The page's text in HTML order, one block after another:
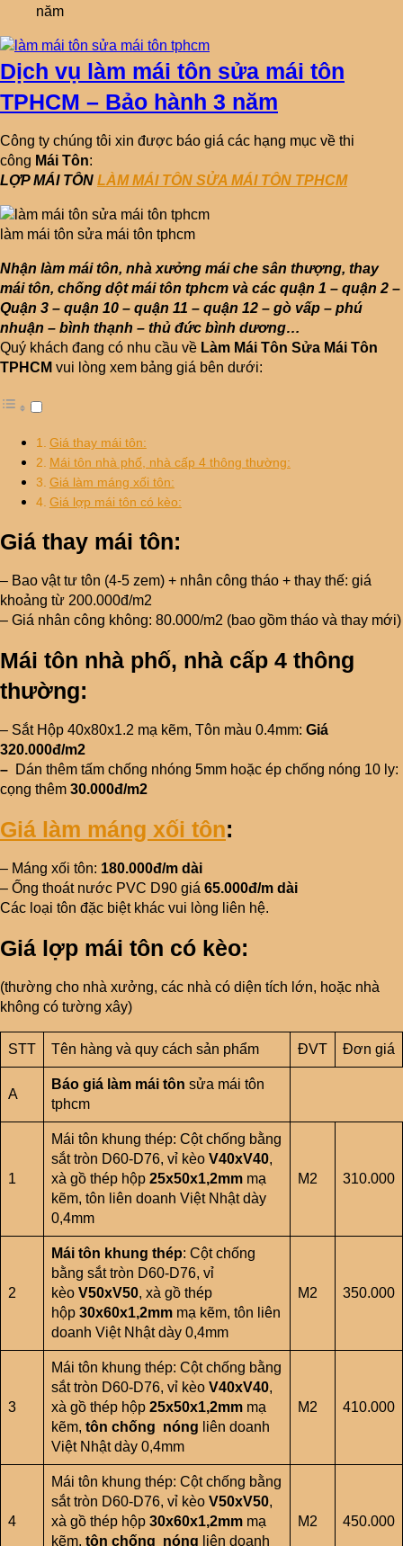
năm
Dịch vụ làm mái tôn sửa mái tôn
TPHCM – Bảo hành 3 năm
Công ty chúng tôi xin được báo giá các hạng mục về thi
công Mái Tôn:
LỢP MÁI TÔN LÀM MÁI TÔN SỬA MÁI TÔN TPHCM
làm mái tôn sửa mái tôn tphcm
Nhận làm mái tôn, nhà xưởng mái che sân thượng, thay
mái tôn, chống dột mái tôn tphcm và các quận 1 – quận 2 –
Quận 3 – quận 10 – quận 11 – quận 12 – gò vấp – phú
nhuận – bình thạnh – thủ đức bình dương…
Quý khách đang có nhu cầu về Làm Mái Tôn Sửa Mái Tôn
TPHCM vui lòng xem bảng giá bên dưới:
Giá thay mái tôn:
Mái tôn nhà phố, nhà cấp 4 thông thường:
Giá làm máng xối tôn:
Giá lợp mái tôn có kèo:
Giá thay mái tôn:
– Bao vật tư tôn (4-5 zem) + nhân công tháo + thay thế: giá
khoảng từ 200.000đ/m2
– Giá nhân công không: 80.000/m2 (bao gồm tháo và thay mới)
Mái tôn nhà phố, nhà cấp 4 thông
thường:
– Sắt Hộp 40x80x1.2 mạ kẽm, Tôn màu 0.4mm: Giá
320.000đ/m2
– Dán thêm tấm chống nhóng 5mm hoặc ép chống nóng 10 ly:
cọng thêm 30.000đ/m2
Giá làm máng xối tôn:
– Máng xối tôn: 180.000đ/m dài
– Ống thoát nước PVC D90 giá 65.000đ/m dài
Các loại tôn đặc biệt khác vui lòng liên hệ.
Giá lợp mái tôn có kèo:
(thường cho nhà xưởng, các nhà có diện tích lớn, hoặc nhà
không có tường xây)
STT Tên hàng và quy cách sản phẩm ĐVT Đơn giá
A
Báo giá làm mái tôn sửa mái tôn
tphcm
1
Mái tôn khung thép: Cột chống bằng
sắt tròn D60-D76, vỉ kèo V40xV40,
xà gồ thép hộp 25x50x1,2mm mạ
kẽm, tôn liên doanh Việt Nhật dày
0,4mm
M2 310.000
2
Mái tôn khung thép: Cột chống
bằng sắt tròn D60-D76, vỉ
kèo V50xV50, xà gồ thép
hộp 30x60x1,2mm mạ kẽm, tôn liên
doanh Việt Nhật dày 0,4mm
M2 350.000
3
Mái tôn khung thép: Cột chống bằng
sắt tròn D60-D76, vỉ kèo V40xV40,
xà gồ thép hộp 25x50x1,2mm mạ
kẽm, tôn chống nóng liên doanh
Việt Nhật dày 0,4mm
M2 410.000
4
Mái tôn khung thép: Cột chống bằng
sắt tròn D60-D76, vỉ kèo V50xV50,
xà gồ thép hộp 30x60x1,2mm mạ
kẽm, tôn chống nóng liên doanh
M2 450.000